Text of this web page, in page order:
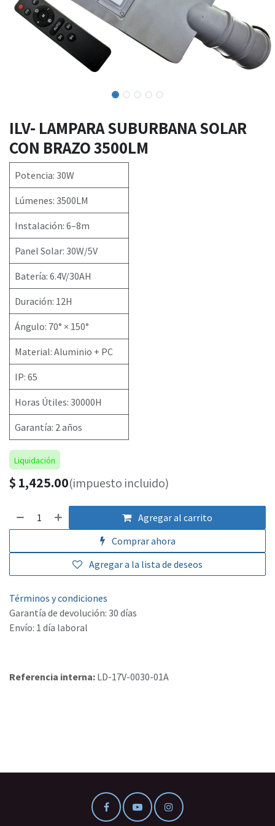
ILV- LAMPARA SUBURBANA SOLAR
CON BRAZO 3500LM
Potencia: 30W
Lúmenes: 3500LM
Instalación: 6–8m
Panel Solar: 30W/5V
Batería: 6.4V/30AH
Duración: 12H
Ángulo: 70° × 150°
Material: Aluminio + PC
IP: 65
Horas Útiles: 30000H
Garantía: 2 años
Liquidación
$ 1,425.00(impuesto incluido)
Agregar al carrito
Comprar ahora
Agregar a la lista de deseos
Términos y condiciones
Garantía de devolución: 30 días
Envío: 1 día laboral
Referencia interna: LD-17V-0030-01A